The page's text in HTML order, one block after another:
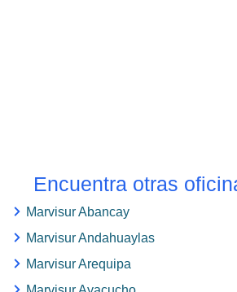
Encuentra otras
Marvisur Abancay
Marvisur Andahuaylas
Marvisur Arequipa